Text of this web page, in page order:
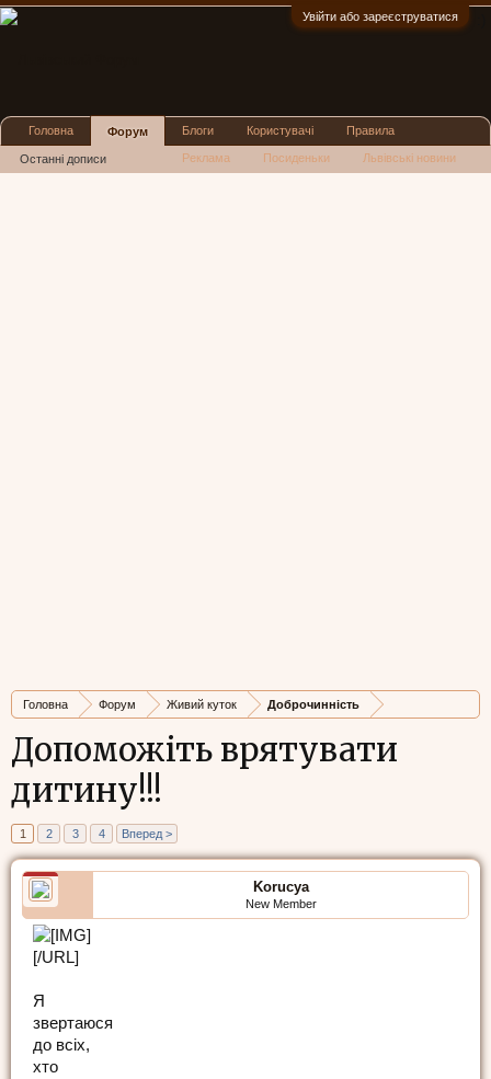
Увійти або зареєструватися
Головна Форум Живий куток Доброчинність
Допоможіть врятувати
дитину!!!
1 2 3 4 Вперед >
Korucya
New Member
[/URL]
Я
звертаюся
до всіх,
хто
Головна Форум
Останні дописи
Блоги Користувачі Правила
Реклама Посиденьки Львівські новини